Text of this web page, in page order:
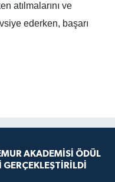
atılmalarını ve
ederken, başarı
AKADEMİSİ ÖDÜL
GERÇEKLEŞTİRİLDİ